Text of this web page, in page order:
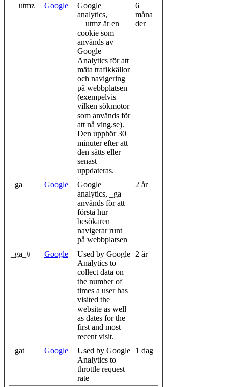
__utmz Google
Google
analytics,
__utmz är en
cookie som
används av
Google
Analytics för att
mäta trafikkällor
och navigering
på webbplatsen
(exempelvis
vilken sökmotor
som används för
att nå ving.se).
Den upphör 30
minuter efter att
den sätts eller
senast
uppdateras.
6
måna
der
_ga Google
Google
analytics, _ga
används för att
förstå hur
besökaren
navigerar runt
på webbplatsen
2 år
_ga_# Google
Used by Google
Analytics to
collect data on
the number of
times a user has
visited the
website as well
as dates for the
first and most
recent visit.
2 år
_gat Google
Used by Google
Analytics to
throttle request
rate
1 dag